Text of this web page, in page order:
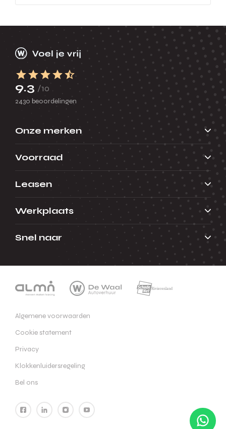
9.3 /10
2430 beoordelingen
Onze merken
Voorraad
Leasen
Werkplaats
Snel naar
Algemene voorwaarden
Cookie statement
Privacy
Klokkenluidersregeling
Bel ons